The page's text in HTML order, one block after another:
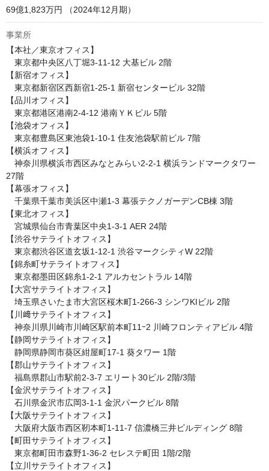
69億1,823万円 （2024年12月期）
事業所
【本社／東京オフィス】
東京都中央区八丁堀3‑11‑12 大基ビル 2階
【新宿オフィス】
東京都新宿区西新宿1-25-1 新宿センタービル 32階
【品川オフィス】
東京都港区港南2-4-12 港南ＹＫビル 5階
【池袋オフィス】
東京都豊島区東池袋1-10-1 住友池袋駅前ビル 7階
【横浜オフィス】
神奈川県横浜市西区みなとみらい2-2-1 横浜ランドマークタワー
27階
【幕張オフィス】
千葉県千葉市美浜区中瀬1-3 幕張テクノガーデンCB棟 3階
【東北オフィス】
宮城県仙台市青葉区中央1-3-1 AER 24階
【渋谷サテライトオフィス】
東京都渋谷区道玄坂1‑12‑1 渋谷マークシティW 22階
【錦糸町サテライトオフィス】
東京都墨田区錦糸1‑2‑1 アルカセントラル 14階
【大宮サテライトオフィス】
埼玉県さいたま市大宮区桜木町1-266-3 シンワKIビル 2階
【川﨑サテライトオフィス】
神奈川県川崎市川崎区駅前本町11ｰ2 川崎フロンティアビル 4階
【静岡サテライトオフィス】
静岡県静岡市葵区紺屋町17-1 葵タワー 1階
【郡山サテライトオフィス】
福島県郡山市駅前2-3-7 エリート30ビル 2階/3階
【金沢サテライトオフィス】
石川県金沢市広岡3-1-1 金沢パークビル 8階
【大阪サテライトオフィス】
大阪府大阪市西区靭本町1-11-7 信濃橋三井ビルディング 8階
【町田サテライトオフィス】
東京都町田市森野1-36-2 セレステ町田 1階/2階
【立川サテライトオフィス】